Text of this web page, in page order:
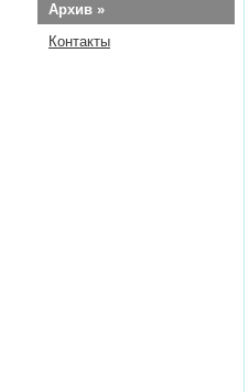
Архив »
Контакты